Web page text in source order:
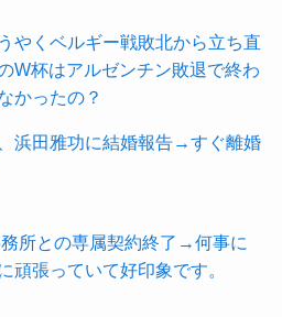
やくベルギー戦敗北から立ち直
W杯はアルゼンチン敗退で終わ
かったの？
浜田雅功に結婚報告→すぐ離婚
所との専属契約終了→何事に
頑張っていて好印象です。